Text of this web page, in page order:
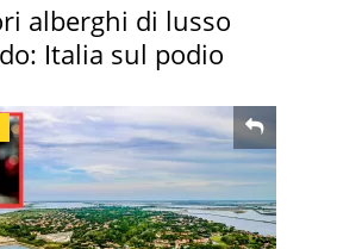
alberghi di lusso
Italia sul podio